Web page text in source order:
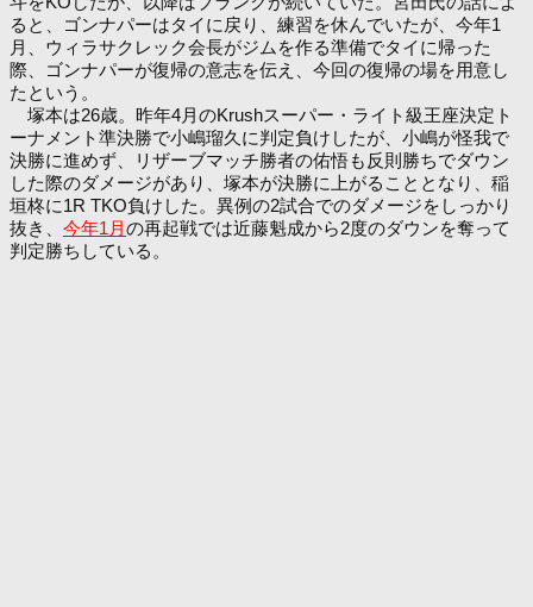
ると、ゴンナパーはタイに戻り、練習を休んでいたが、今年1
月、ウィラサクレック会長がジムを作る準備でタイに帰った
際、ゴンナパーが復帰の意志を伝え、今回の復帰の場を用意し
たという。
塚本は26歳。昨年4月のKrushスーパー・ライト級王座決定ト
ーナメント準決勝で小嶋瑠久に判定負けしたが、小嶋が怪我で
決勝に進めず、リザーブマッチ勝者の佑悟も反則勝ちでダウン
した際のダメージがあり、塚本が決勝に上がることとなり、稲
垣柊に1R TKO負けした。異例の2試合でのダメージをしっかり
抜き、 今年1月の再起戦では近藤魁成から2度のダウンを奪って
判定勝ちしている。